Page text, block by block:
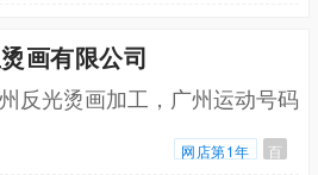
画有限公司
反光烫画加工，广州运动号码
网店第1年 百